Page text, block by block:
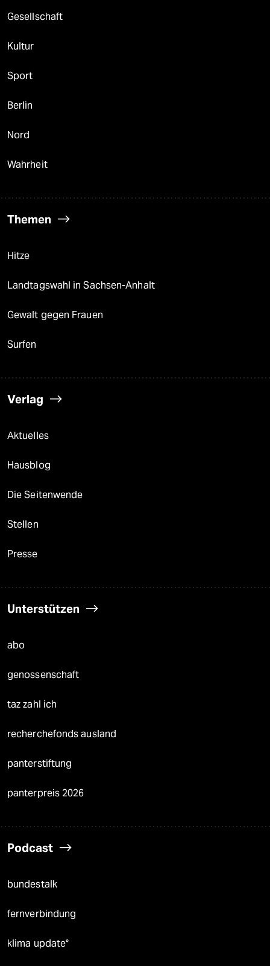
Gesellschaft
Kultur
Sport
Berlin
Nord
Wahrheit
Themen
Hitze
Landtagswahl in Sachsen-Anhalt
Gewalt gegen Frauen
Surfen
Verlag
Aktuelles
Hausblog
Die Seitenwende
Stellen
Presse
Unterstützen
abo
genossenschaft
taz zahl ich
recherchefonds ausland
panterstiftung
panterpreis 2026
Podcast
bundestalk
fernverbindung
klima update°